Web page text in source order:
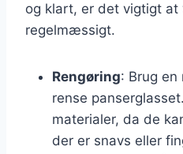
og klart, er det vigtigt
regelmæssigt.
Rengøring: Brug
rense
materialer, da de
der er snavs eller